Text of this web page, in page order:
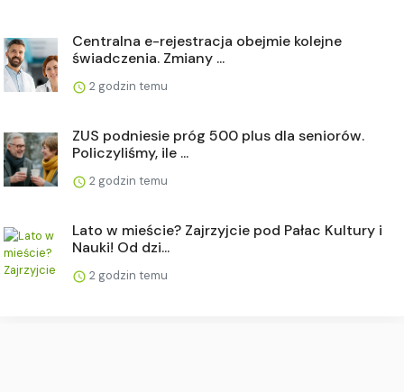
Centralna e-rejestracja obejmie kolejne
świadczenia. Zmiany ...
2 godzin temu
ZUS podniesie próg 500 plus dla seniorów.
Policzyliśmy, ile ...
2 godzin temu
Lato w mieście? Zajrzyjcie pod Pałac Kultury i
Nauki! Od dzi...
2 godzin temu